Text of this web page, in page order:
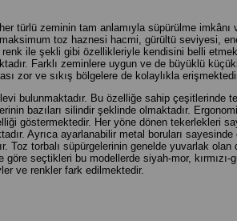
türlü zeminin tam anlamıyla süpürülme imkânı
toz haznesi hacmi, gürültü seviyesi,
ile şekli gibi özellikleriyle kendisini belli
Farklı zeminlere uygun ve de büyüklü
zor ve sıkış bölgelere de kolaylıkla
bulunmaktadır. Bu özelliğe sahip çeşitlerinde
bazıları silindir şeklinde olmaktadır.
göstermektedir. Her yöne dönen tekerlekleri
Ayrıca ayarlanabilir metal boruları sayesinde
torbalı süpürgelerinin genelde yuvarlak olan
seçtikleri bu modellerde siyah-mor, kırmızı-
ve renkler fark edilmektedir.